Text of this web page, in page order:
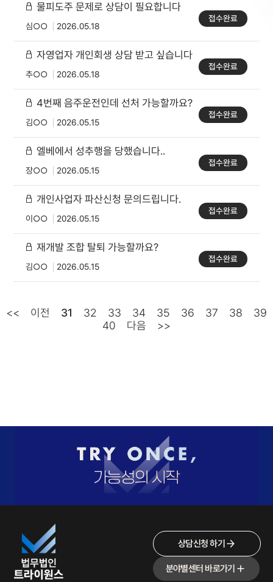
물피도주 문제로 상담이 필요합니다
심○○ 2026.05.18
접수완료
자영업자 개인회생 상담 받고 싶습니다
추○○ 2026.05.18
접수완료
4번째 음주운전인데 선처 가능할까요?
김○○ 2026.05.15
접수완료
엘베에서 성추행을 당했습니다..
장○○ 2026.05.15
접수완료
개인사업자 파산신청 문의드립니다.
이○○ 2026.05.15
접수완료
재개발 조합 탈퇴 가능할까요?
김○○ 2026.05.15
접수완료
<< 이전 31 32 33 34 35 36 37 38
39
40
다음 >>
상담신청 하기
분야별센터 바로가기